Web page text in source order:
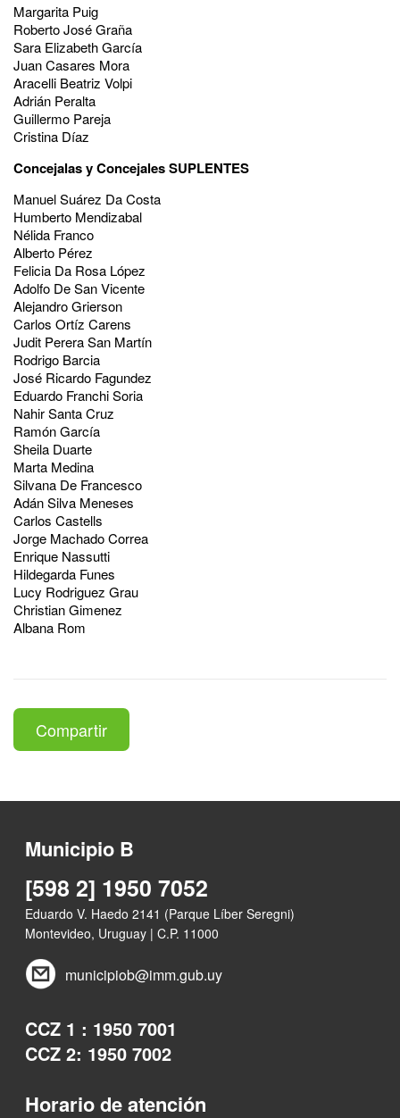
Margarita Puig
Roberto José Graña
Sara Elizabeth García
Juan Casares Mora
Aracelli Beatriz Volpi
Adrián Peralta
Guillermo Pareja
Cristina Díaz
Concejalas y Concejales SUPLENTES
Manuel Suárez Da Costa
Humberto Mendizabal
Nélida Franco
Alberto Pérez
Felicia Da Rosa López
Adolfo De San Vicente
Alejandro Grierson
Carlos Ortíz Carens
Judit Perera San Martín
Rodrigo Barcia
José Ricardo Fagundez
Eduardo Franchi Soria
Nahir Santa Cruz
Ramón García
Sheila Duarte
Marta Medina
Silvana De Francesco
Adán Silva Meneses
Carlos Castells
Jorge Machado Correa
Enrique Nassutti
Hildegarda Funes
Lucy Rodriguez Grau
Christian Gimenez
Albana Rom
Compartir
Municipio B
[598 2] 1950 7052
Eduardo V. Haedo 2141 (Parque Líber Seregni)
Montevideo, Uruguay | C.P. 11000
municipiob@imm.gub.uy
CCZ 1 : 1950 7001
CCZ 2: 1950 7002
Horario de atención